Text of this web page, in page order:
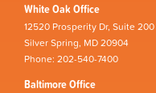
White Oak Office
12520 Prosperity Dr, Suite 200
Silver Spring, MD 20904
Phone: 202-540-7400
Baltimore Office